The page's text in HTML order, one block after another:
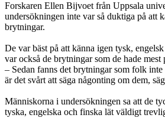
Forskaren Ellen Bijvoet från Uppsala
undersökningen inte var så duktiga på att
brytningar.
De var bäst på att känna igen tysk,
var också de brytningar som de hade mest
– Sedan fanns det brytningar som folk
är det svårt att säga någonting om dem,
Människorna i undersökningen sa att de
tyska, engelska och finska lät väldigt